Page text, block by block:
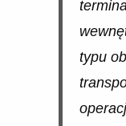
typu